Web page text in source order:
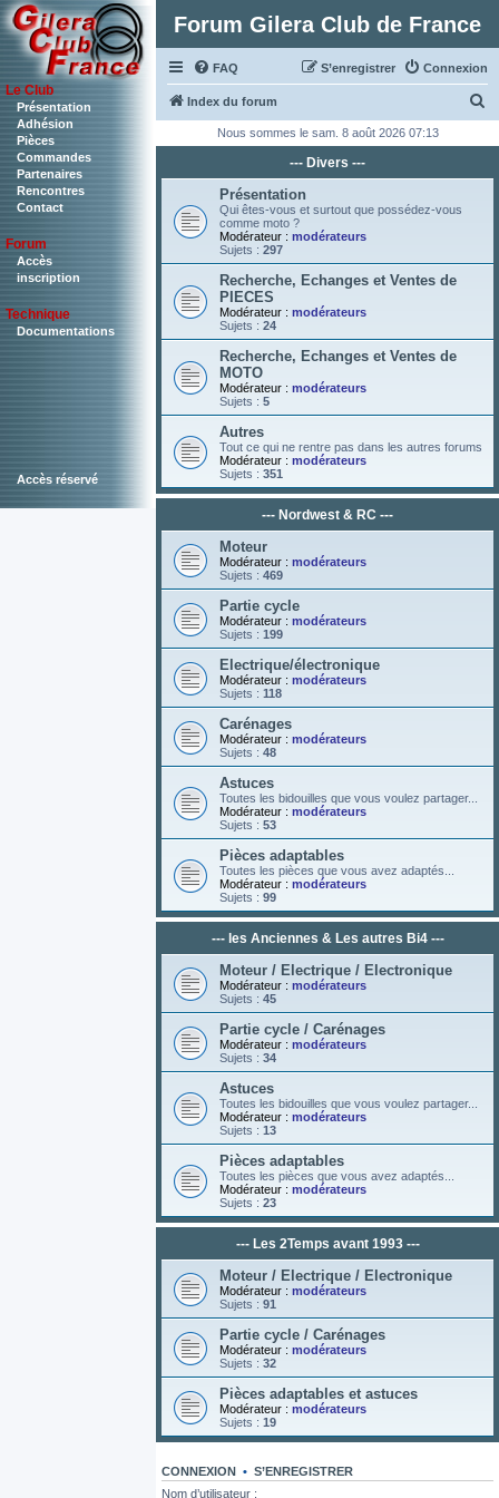
Le Club
Présentation
Adhésion
Pièces
Commandes
Partenaires
Rencontres
Contact
Forum
Accès
inscription
Technique
Documentations
Accès réservé
Forum Gilera Club de France
FAQ Connexion
S’enregistrer
Index du forum
h
c
r
Nous sommes le sam. 8 août 2026 07:13
--- Divers ---
Présentation
Qui êtes-vous et surtout que possédez-vous
comme moto ?
Modérateur : modérateurs
Sujets : 297
Recherche, Echanges et Ventes de
PIECES
Modérateur : modérateurs
Sujets : 24
Recherche, Echanges et Ventes de
MOTO
Modérateur : modérateurs
Sujets : 5
Autres
Tout ce qui ne rentre pas dans les autres forums
Modérateur : modérateurs
Sujets : 351
--- Nordwest & RC ---
Moteur
Modérateur : modérateurs
Sujets : 469
Partie cycle
Modérateur : modérateurs
Sujets : 199
Electrique/électronique
Modérateur : modérateurs
Sujets : 118
Carénages
Modérateur : modérateurs
Sujets : 48
Astuces
Toutes les bidouilles que vous voulez partager...
Modérateur : modérateurs
Sujets : 53
Pièces adaptables
Toutes les pièces que vous avez adaptés...
Modérateur : modérateurs
Sujets : 99
--- les Anciennes & Les autres Bi4 ---
Moteur / Electrique / Electronique
Modérateur : modérateurs
Sujets : 45
Partie cycle / Carénages
Modérateur : modérateurs
Sujets : 34
Astuces
Toutes les bidouilles que vous voulez partager...
Modérateur : modérateurs
Sujets : 13
Pièces adaptables
Toutes les pièces que vous avez adaptés...
Modérateur : modérateurs
Sujets : 23
--- Les 2Temps avant 1993 ---
Moteur / Electrique / Electronique
Modérateur : modérateurs
Sujets : 91
Partie cycle / Carénages
Modérateur : modérateurs
Sujets : 32
Pièces adaptables et astuces
Modérateur : modérateurs
Sujets : 19
CONNEXION • S’ENREGISTRER
Nom d’utilisateur :